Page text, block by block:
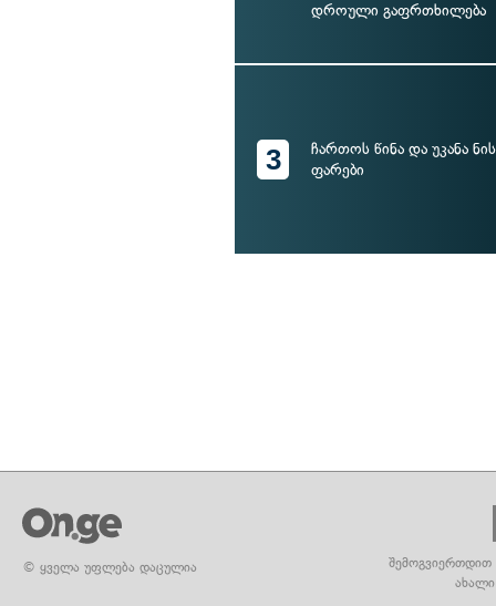
დროული გაფრთხილება
3
ჩართოს წინა და უკანა
ფარები
© ყველა უფლება დაცულია
შემოგვიერთდით
ახალი